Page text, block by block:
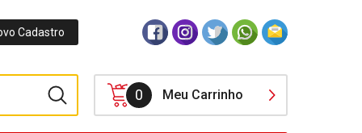
Cadastro
0 Meu Carrinho